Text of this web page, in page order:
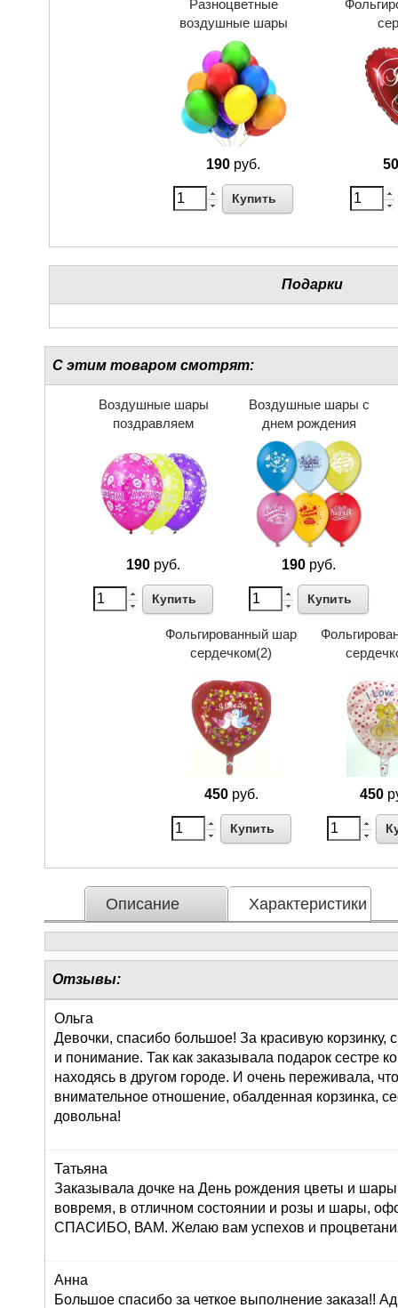
Разноцветные
воздушные шары
190 руб.
Купить
Подарки
С этим товаром смотрят:
Воздушные шары
поздравляем
190 руб.
Купить
Воздушные шары с
днем рождения
190 руб.
Купить
Фольгированный шар
сердечком(2)
450руб.
Купить
450
Описание Характеристики
Отзывы:
Ольга
Девочки, спасибо большое! За красивую корзинку,
и понимание. Так как заказывала подарок сестре
находясь в другом городе. И очень переживала,
внимательное отношение, обалденная корзинка,
довольна!
Татьяна
Заказывала дочке на День рождения цветы и
вовремя, в отличном состоянии и розы и шары,
СПАСИБО, ВАМ. Желаю вам успехов и
Анна
Большое спасибо за четкое выполнение заказа!!